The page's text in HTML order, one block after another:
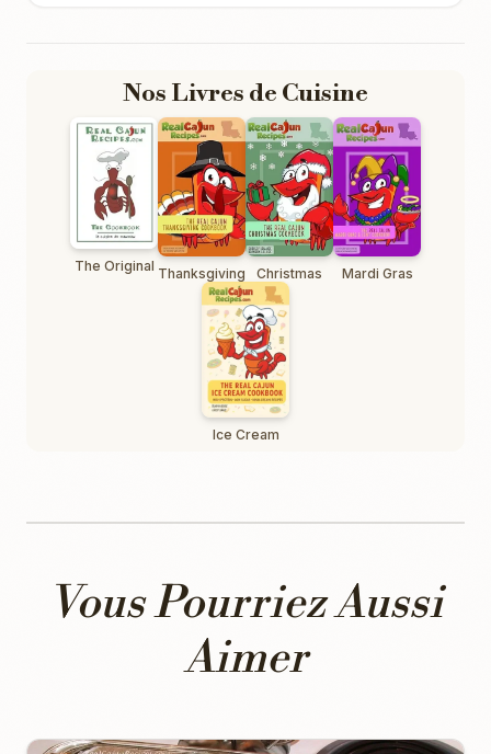
Nos Livres de Cuisine
The Original Thanksgiving Christmas Mardi Gras
Ice Cream
Vous Pourriez Aussi
Aimer